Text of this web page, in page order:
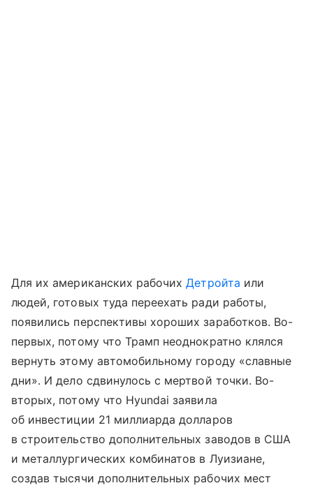
Для их американских рабочихДетройта или
людей, готовых туда переехать ради работы,
появились перспективы хороших заработков. Во-
первых, потому что Трамп неоднократно клялся
вернуть этому автомобильному городу «славные
дни». И дело сдвинулось с мертвой точки. Во-
вторых, потому что Hyundai заявила
об инвестиции 21 миллиарда долларов
в строительство дополнительных заводов в США
и металлургических комбинатов в Луизиане,
создав тысячи дополнительных рабочих мест